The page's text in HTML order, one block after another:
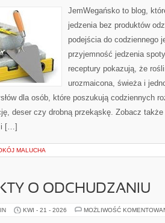
JemWegańsko to blog,
jedzenia bez produktów
podejścia do codziennego
przyjemność jedzenia
receptury pokazują, że
urozmaicona, świeża i
dla osób, które poszukują codziennych
deser czy drobną przekąskę. Zobacz
i […]
MALUCHA
O ODCHUDZANIU
KWI - 21 - 2026 MOŻLIWOŚĆ